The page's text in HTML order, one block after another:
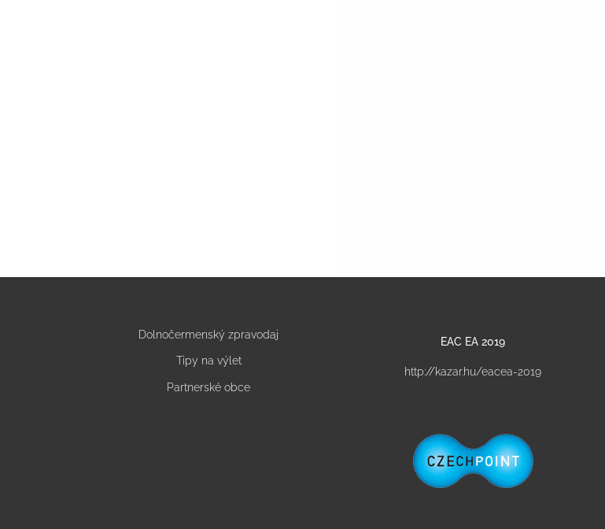
Dolnočermenský zpravodaj
Tipy na výlet
Partnerské obce
EAC EA 2019
http://kazar.hu/eacea-2019